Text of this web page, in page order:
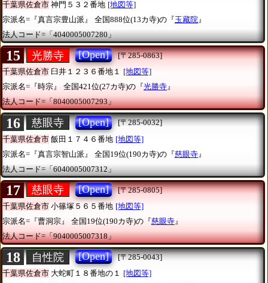
千葉県佐倉市 神門５３２番地 [地図等]
宗派名=『真言宗豊山派』
全国888位(13カ寺)の『玉藏院 』
法人コード=「4040005007280」
15 光勝寺 [Open]
[〒285-0863]
千葉県佐倉市 臼井１２３６番地１ [地図等]
宗派名=『時宗』
全国421位(27カ寺)の『光勝寺』
法人コード=「8040005007293」
16 慈眼寺 [Open]
[〒285-0032]
千葉県佐倉市 飯田１７４６番地 [地図等]
宗派名=『真言宗智山派』
全国19位(190カ寺)の『慈眼寺 』
法人コード=「6040005007312」
17 慈眼寺 [Open]
[〒285-0805]
千葉県佐倉市 小篠塚５６５番地 [地図等]
宗派名=『曹洞宗』
全国19位(190カ寺)の『慈眼寺 』
法人コード=「9040005007318」
18 自性院 [Open]
[〒285-0043]
千葉県佐倉市 大蛇町１８番地の１ [地図等]